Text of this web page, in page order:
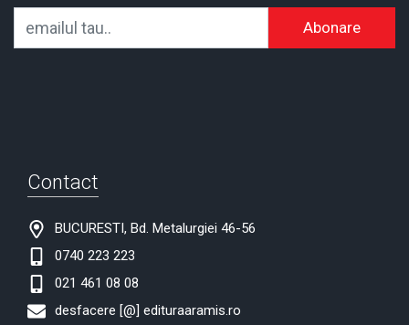
Abonare
Contact
BUCURESTI, Bd. Metalurgiei 46-56
0740 223 223
021 461 08 08
desfacere [@] edituraaramis.ro